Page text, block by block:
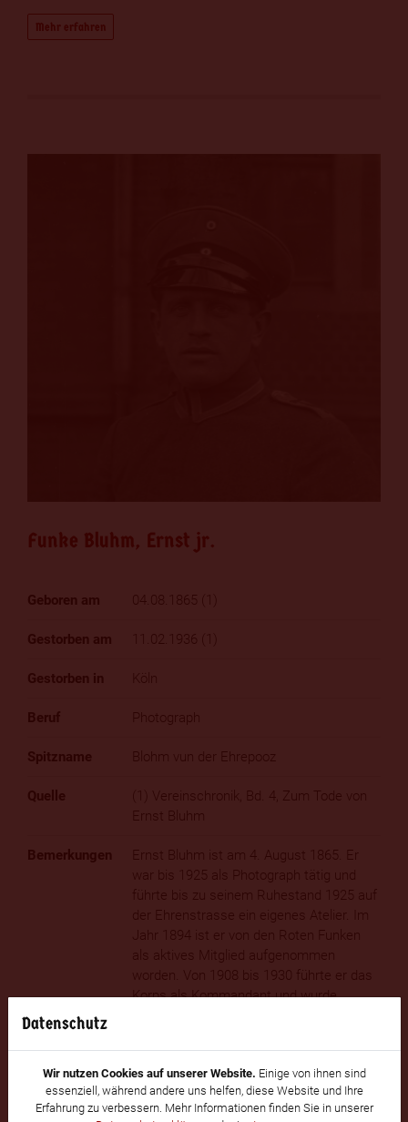
Mehr erfahren
Funke Bluhm, Ernst jr.
04.08.1865 (1)
11.02.1936 (1)
Köln
Photograph
Blohm vun der Ehrepooz
(1) Vereinschronik, Bd. 4, Zum Tode von
Ernst Bluhm
Ernst Bluhm ist am 4. August 1865. Er
war bis 1925 als Photograph tätig und
führte bis zu seinem Ruhestand 1925 auf
der Ehrenstrasse ein eigenes Atelier. Im
Jahr 1894 ist er von den Roten Funken
als aktives Mitglied aufgenommen
worden. Von 1908 bis 1930 führte er das
Korps als Kommandant und wurde
die Funken 1926 in der Kölner Messe
anlässlich der Jahrtausend-Ausstellung
Vertretern der Schwerindustrie aus dem
Reichsverband der deutschen Industrie
Datenschutz
Wir nutzen Cookies auf unserer Website. Einige von ihnen sind
essenziell, während andere uns helfen, diese Website und Ihre
Erfahrung zu verbessern. Mehr Informationen finden Sie in unserer